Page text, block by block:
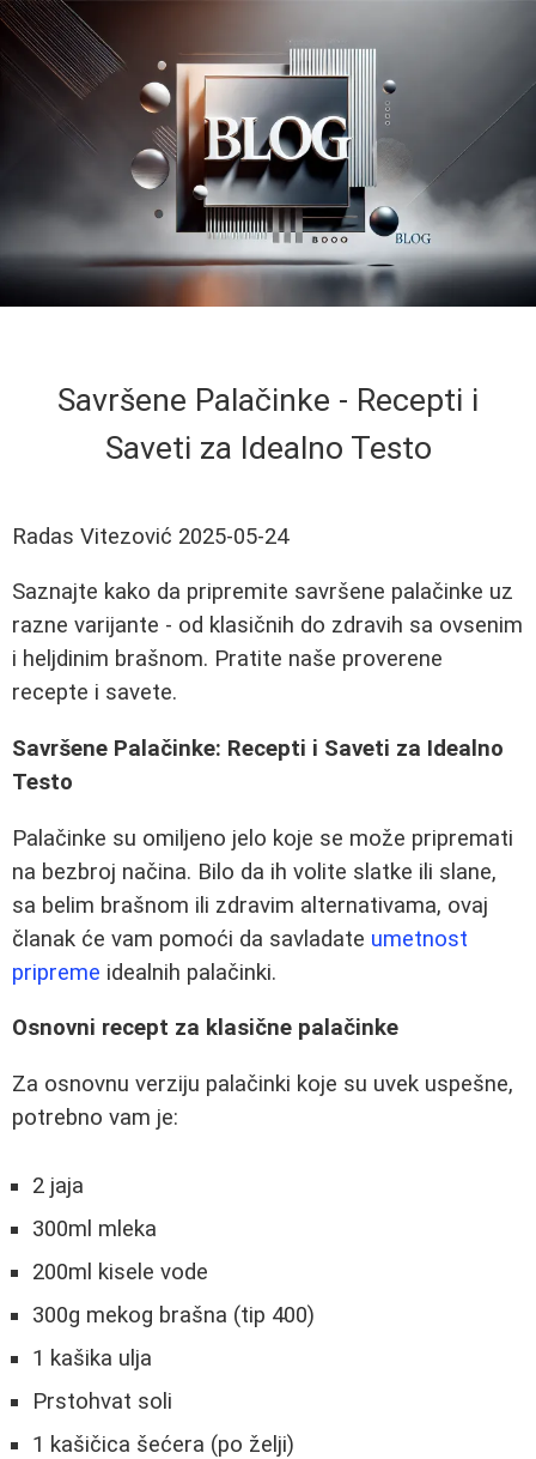
Savršene Palačinke - Recepti i
Saveti za Idealno Testo
Radas Vitezović 2025-05-24
Saznajte kako da pripremite savršene palačinke uz
razne varijante - od klasičnih do zdravih sa ovsenim
i heljdinim brašnom. Pratite naše proverene
recepte i savete.
Savršene Palačinke: Recepti i Saveti za Idealno
Testo
Palačinke su omiljeno jelo koje se može pripremati
na bezbroj načina. Bilo da ih volite slatke ili slane,
sa belim brašnom ili zdravim alternativama, ovaj
članak će vam pomoći da savladate umetnost
pripreme idealnih palačinki.
Osnovni recept za klasične palačinke
Za osnovnu verziju palačinki koje su uvek uspešne,
potrebno vam je:
2 jaja
300ml mleka
200ml kisele vode
300g mekog brašna (tip 400)
1 kašika ulja
Prstohvat soli
1 kašičica šećera (po želji)